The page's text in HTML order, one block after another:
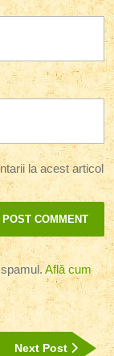
la acest articol
Află cum
Next Post
Next